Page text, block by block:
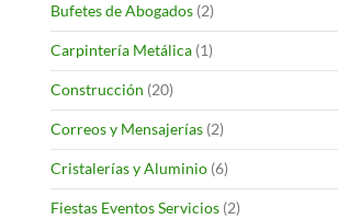
Bufetes de Abogados (2)
Carpintería Metálica (1)
Construcción (20)
Correos y Mensajerías (2)
Cristalerías y Aluminio (6)
Fiestas Eventos Servicios (2)